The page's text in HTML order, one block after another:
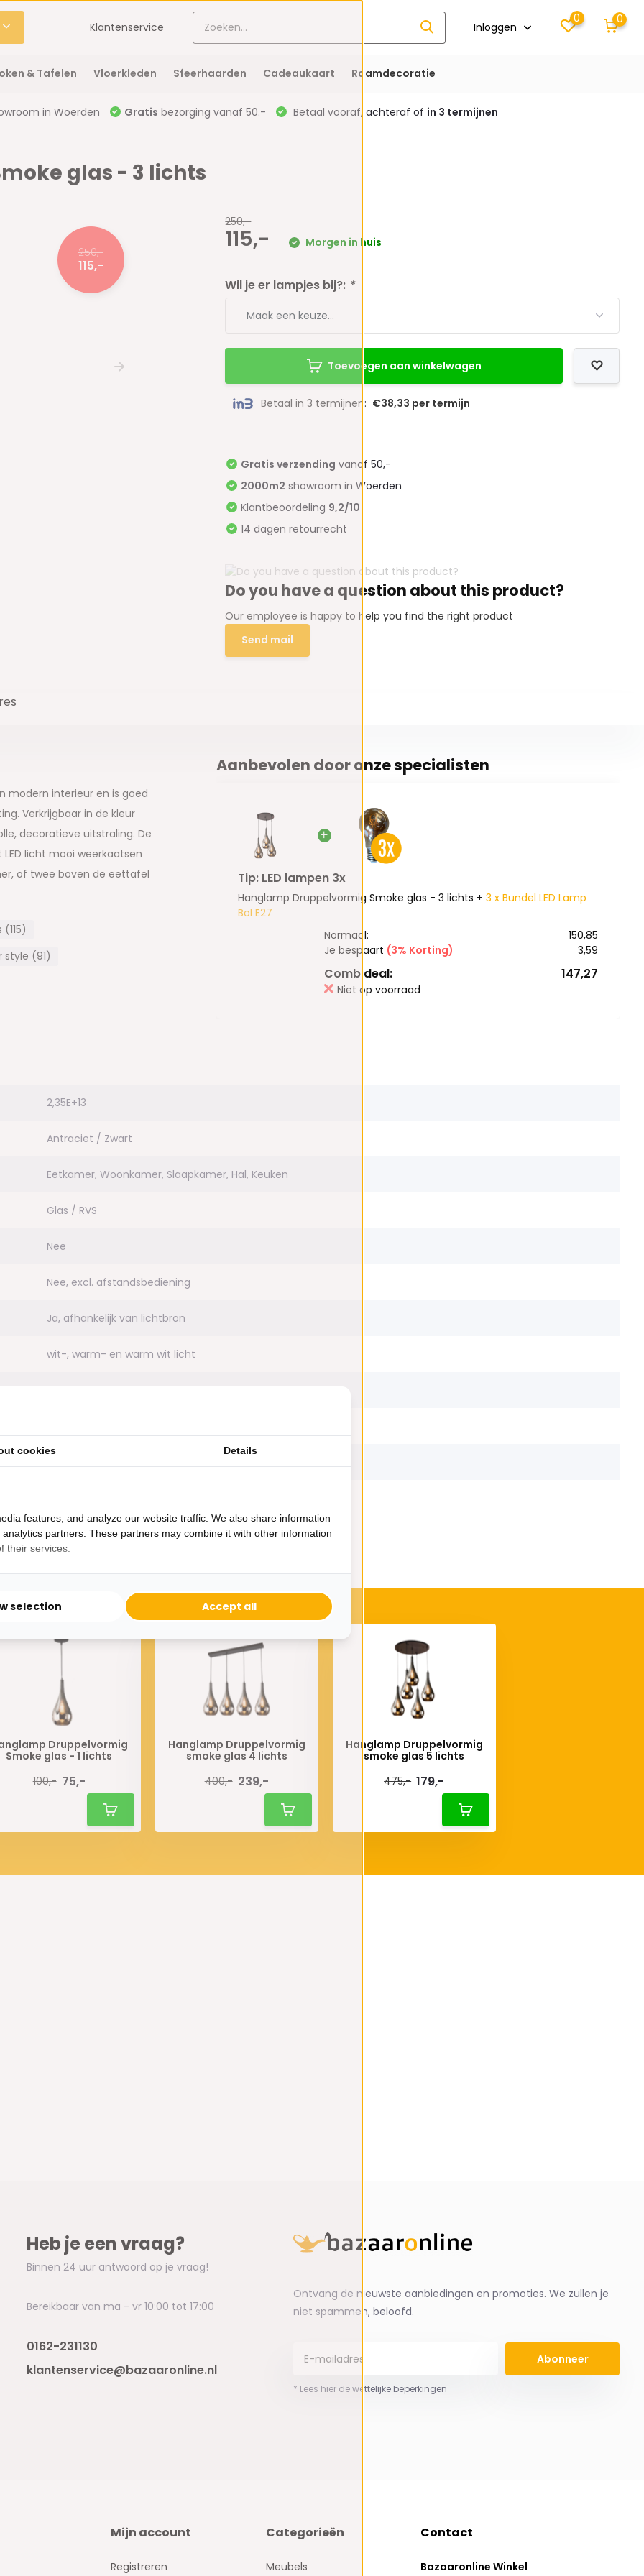
Klantenservice Inloggen
0 0
& Tafelen Vloerkleden Sfeerhaarden Cadeaukaart Raamdecoratie
in Woerden Gratis bezorging vanaf 50.- Betaal vooraf, achteraf of in 3 termijnen
glas - 3 lichts
250,-
115,-
250,-
115,- Morgen in huis
Wil je er lampjes bij?: *
Toevoegen aan winkelwagen
Betaal in 3 termijnen: €38,33 per termijn
Gratis verzending vanaf 50,-
2000m2 showroom in Woerden
Klantbeoordeling 9,2/10
14 dagen retourrecht
Do you have a question about this product?
Our employee is happy to help you find the right product
Send mail
modern interieur en is goed
Verkrijgbaar in de kleur
decoratieve uitstraling. De
licht mooi weerkaatsen
of twee boven de eettafel
helemaal
met de hand worden
kleine imperfecties
hoge levensduur
style (91)
Aanbevolen door onze specialisten
Tip: LED lampen 3x
Hanglamp Druppelvormig Smoke glas - 3 lichts + 3 x Bundel LED Lamp
Bol E27
Normaal:
150,85
Je bespaart (3% Korting) 3,59
Combideal: 147,27
Niet op voorraad
2,35E+13
Antraciet / Zwart
Eetkamer, Woonkamer, Slaapkamer, Hal, Keuken
Glas / RVS
Nee
Nee, excl. afstandsbediening
Ja, afhankelijk van lichtbron
wit-, warm- en warm wit licht
3 x 45 W
Druppelvormig
Smoke glas - 1 lichts
100,- 75,-
Hanglamp Druppelvormig
smoke glas 4 lichts
400,- 239,-
Hanglamp Druppelvormig
smoke glas 5 lichts
475,- 179,-
Heb je een vraag?
Binnen 24 uur antwoord op je vraag!
Bereikbaar van ma - vr 10:00 tot 17:00
0162-231130
klantenservice@bazaaronline.nl
Ontvang de nieuwste aanbiedingen en promoties. We zullen je
niet spammen, beloofd.
Abonneer
* Lees hier de wettelijke beperkingen
Mijn account
Registreren
Categorieën
Meubels
Contact
Bazaaronline Winkel
cookies Details
features, and analyze our website traffic. We also share information
partners. These partners may combine it with other information
their services.
selection Accept all